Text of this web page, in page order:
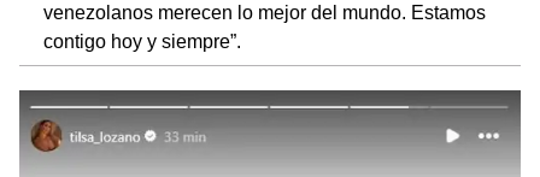
venezolanos merecen lo mejor del mundo. Estamos
contigo hoy y siempre”.